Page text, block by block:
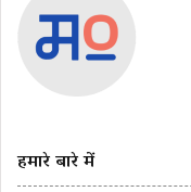
हमारे बारे में